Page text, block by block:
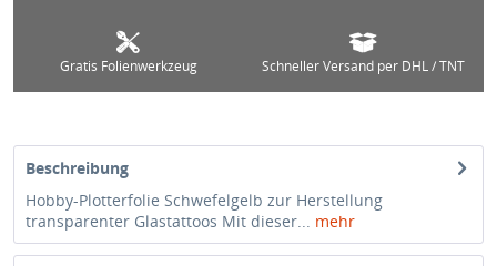
Gratis Folienwerkzeug Schneller Versand per DHL / TNT
Beschreibung
Hobby-Plotterfolie Schwefelgelb zur Herstellung
transparenter Glastattoos Mit dieser... mehr